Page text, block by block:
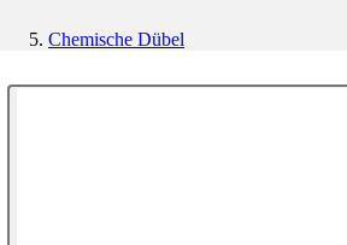
Chemische Dübel